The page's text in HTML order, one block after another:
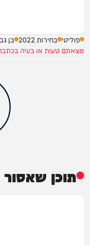
פוליטי בחירות 2022 בן
מצאתם טעות או בעיה
תוכן